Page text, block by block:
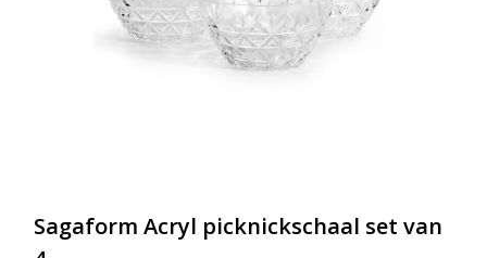
Sagaform Acryl picknickschaal set van